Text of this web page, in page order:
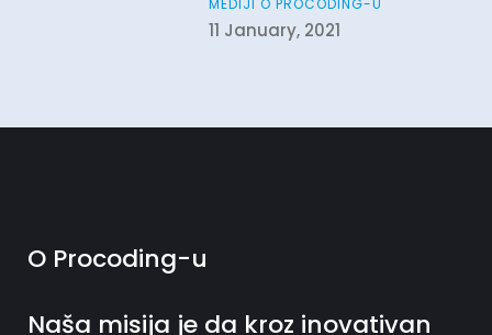
MEDIJI O PROCODING-U
11 January, 2021
O Procoding-u
Naša misija je da kroz inovativan